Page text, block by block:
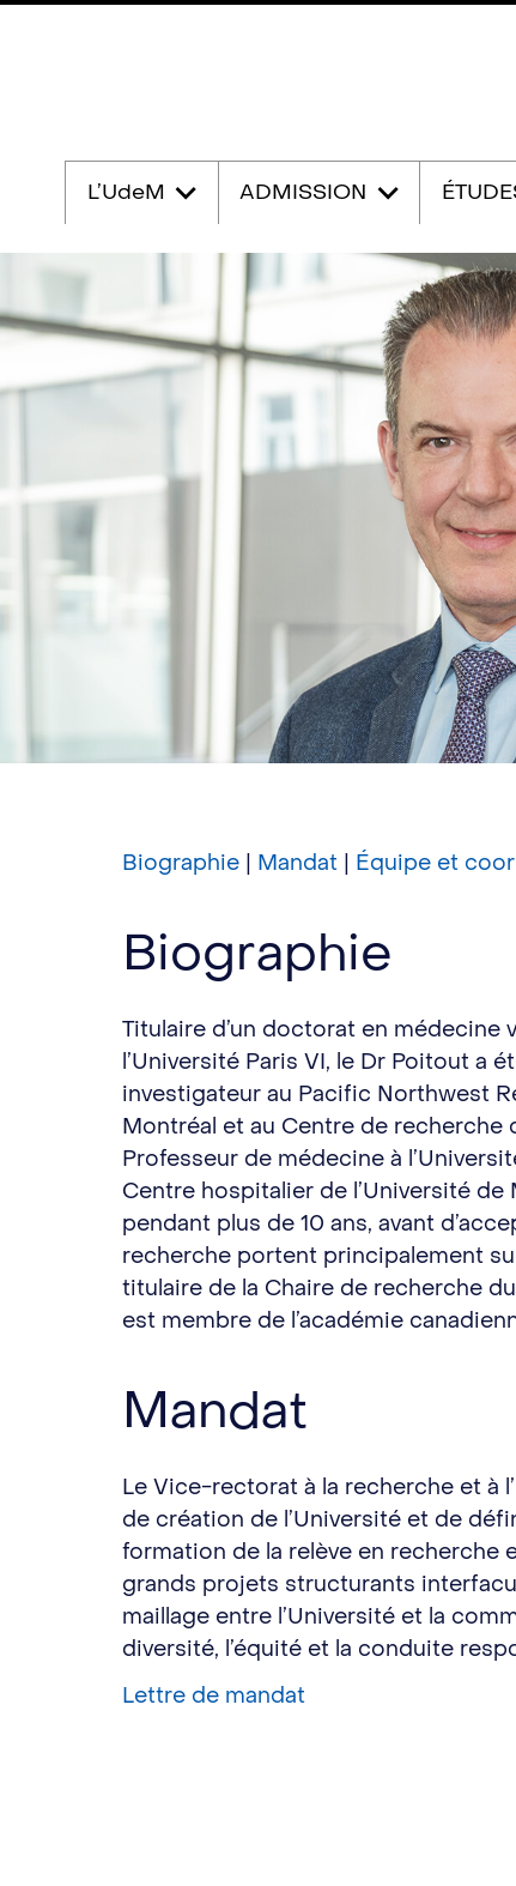
L’UdeM ADMISSION
Biographie Mandat Équipe et
Biographie
Titulaire d’un doctorat en médecine
l’Université Paris VI, le Dr Poitout a
investigateur au Pacific Northwest
Montréal et au Centre de recherche
Professeur de médecine à
Centre hospitalier de l’Université
pendant plus de 10 ans, avant
recherche portent principalement
titulaire de la Chaire de recherche
est membre de l’académie
Mandat
Le Vice-rectorat à la recherche et à
de création de l’Université et de
formation de la relève en recherche
grands projets structurants
maillage entre l’Université et la
diversité, l’équité et la conduite
Lettre de mandat